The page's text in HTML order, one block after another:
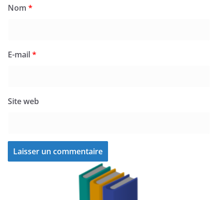
Nom *
E-mail*
Site web